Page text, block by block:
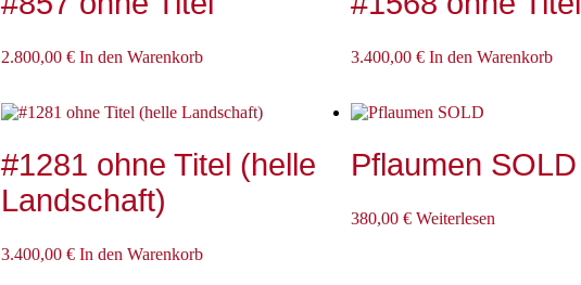
2.800,00 € In den Warenkorb 3.400,00 € In den Warenkorb
#1281 ohne Titel (helle
Landschaft)
3.400,00 € In den Warenkorb
Pflaumen SOLD
380,00 € Weiterlesen